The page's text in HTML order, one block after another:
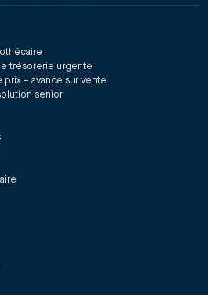
trésorerie urgente
– avance sur vente
senior